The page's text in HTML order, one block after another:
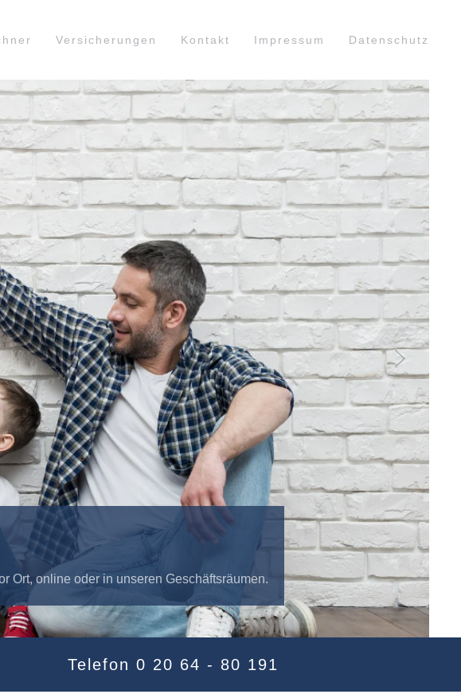
Versicherungen Kontakt Impressum Datenschutz
Ort, online oder in unseren Geschäftsräumen.
günstiger 500 Bankpartner
Versicherungsvergleich
Telefon 0 20 64 - 80 191